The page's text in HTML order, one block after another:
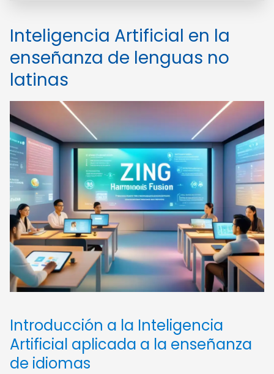
Inteligencia Artificial en la
enseñanza de lenguas no
latinas
Introducción a la Inteligencia
Artificial aplicada a la enseñanza
de idiomas